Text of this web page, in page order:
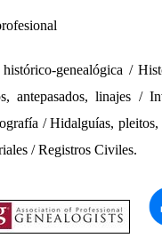
genealógica /
antepasados, linajes /
/ Hidalguías,
/ Registros Civiles.